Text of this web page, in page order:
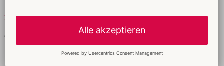
Material:
Zur Materialkunde
Größe
Länge:
Durchmesser: